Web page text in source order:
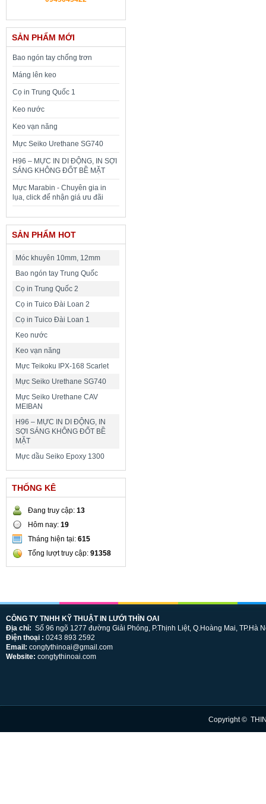
SẢN PHẨM MỚI
Bao ngón tay chống trơn
Máng lên keo
Cọ in Trung Quốc 1
Keo nước
Keo vạn năng
Mực Seiko Urethane SG740
H96 – MỰC IN DI ĐỘNG, IN SỢI
SÁNG KHÔNG ĐỐT BỀ MẶT
Mực Marabin - Chuyên gia in
lụa, click để nhận giá ưu đãi
SẢN PHẨM HOT
Móc khuyên 10mm, 12mm
Bao ngón tay Trung Quốc
Cọ in Trung Quốc 2
Cọ in Tuico Đài Loan 2
Cọ in Tuico Đài Loan 1
Keo nước
Keo vạn năng
Mực Teikoku IPX-168 Scarlet
Mực Seiko Urethane SG740
Mực Seiko Urethane CAV
MEIBAN
H96 – MỰC IN DI ĐỘNG, IN
SỢI SÁNG KHÔNG ĐỐT BỀ
MẶT
Mực dầu Seiko Epoxy 1300
THỐNG KÊ
Đang truy cập: 13
Hôm nay: 19
Tháng hiện tại: 615
Tổng lượt truy cập: 91358
CÔNG TY TNHH KỸ THUẬT IN LƯỚI THÌN OAI
Địa chỉ: Số 96 ngõ 1277 đường Giải Phóng, P.Thịnh Liệt, Q.Hoàng Mai, TP.Hà
Điện thoại : 0243 893 2592
Email: congtythinoai@gmail.com
Website: congtythinoai.com
Copyright ©